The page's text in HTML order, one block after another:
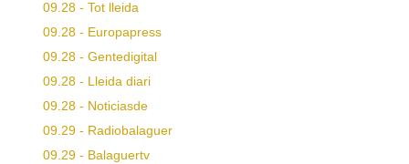
09.28 - Tot lleida
09.28 - Europapress
09.28 - Gentedigital
09.28 - Lleida diari
09.28 - Noticiasde
09.29 - Radiobalaguer
09.29 - Balaguertv